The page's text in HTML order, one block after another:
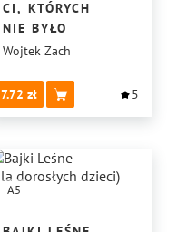
CI, KTÓRYCH
NIE BYŁO
Wojtek Zach
7.72 5
A5